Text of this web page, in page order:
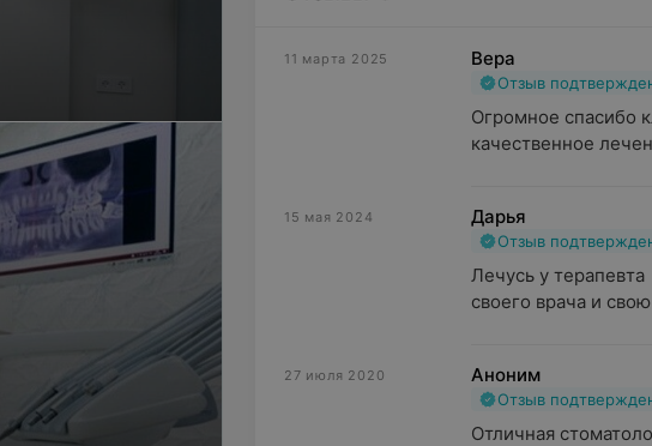
11 марта 2025 Вера
Отзыв
Огромное спасибо
качественное
15 мая 2024 Дарья
Отзыв
Лечусь у
своего врача и
27 июля 2020 Аноним
Отзыв
Отличная